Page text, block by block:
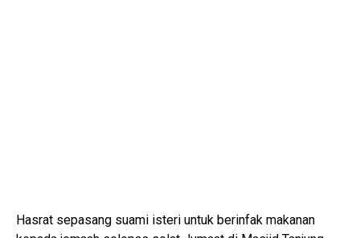
Hasrat sepasang suami isteri untuk berinfak makanan